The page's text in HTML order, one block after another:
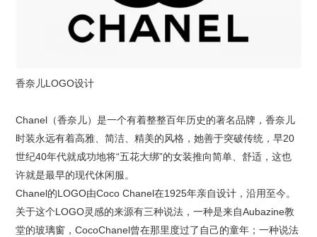
香奈儿LOGO设计
Chanel（香奈儿）是一个有着整整百年历史的著名品牌，香奈儿
时装永远有着高雅、简洁、精美的风格，她善于突破传统，早20
世纪40年代就成功地将“五花大绑”的女装推向简单、舒适，这也
许就是最早的现代休闲服。
Chanel的LOGO由Coco Chanel在1925年亲自设计，沿用至今。
关于这个LOGO灵感的来源有三种说法，一种是来自Aubazine教
堂的玻璃窗，CocoChanel曾在那里度过了自己的童年；一种说法